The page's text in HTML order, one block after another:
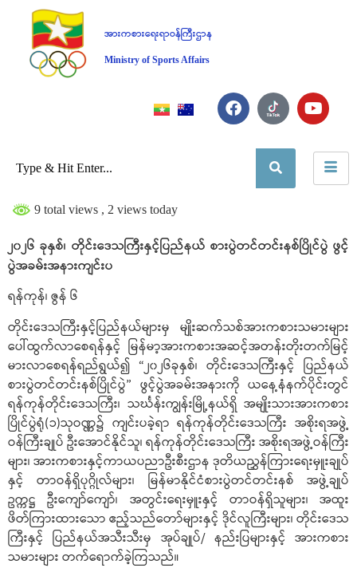
အားကစားရေးရာဝန်ကြီးဌာန
Ministry of Sports Affairs
9 total views , 2 views today
၂၀၂၆ ခုနှစ်၊ တိုင်းဒေသကြီးနှင့်ပြည်နယ် စားပွဲတင်တင်းနစ်ပြိုင်ပွဲ ဖွင့်
ပွဲအခမ်းအနားကျင်းပ
ရန်ကုန်၊ ဇွန် ၆
တိုင်းဒေသကြီးနှင့်ပြည်နယ်များမှ မျိုးဆက်သစ်အားကစားသမားများ
ပေါ်ထွက်လာစေရန်နှင့် မြန်မာ့အားကစားအဆင့်အတန်းတိုးတက်မြင့်
မားလာ‌စေရန်ရည်ရွယ်၍ “၂၀၂၆ခုနှစ်၊ တိုင်းဒေသကြီးနှင့် ပြည်နယ်
စားပွဲတင်တင်းနစ်ပြိုင်ပွဲ” ဖွင့်ပွဲအခမ်းအနားကို ယနေ့နံနက်ပိုင်းတွင်
ရန်ကုန်တိုင်းဒေသကြီး၊ သင်္ဃန်းကျွန်းမြို့နယ်ရှိ အမျိုးသားအားကစား
ပြိုင်ပွဲရုံ(၁)သုဝဏ္ဏ၌ ကျင်းပခဲ့ရာ ရန်ကုန်တိုင်းဒေသကြီး အစိုးရအဖွဲ့
ဝန်ကြီးချုပ် ဦးအောင်နိုင်သူ၊ ရန်ကုန်တိုင်းဒေသကြီး အစိုးရအဖွဲ့ဝန်ကြီး
များ၊ အားကစားနှင့်ကာယပညာဦးစီးဌာန ဒုတိယညွှန်ကြားရေးမှူးချုပ်
နှင့် တာဝန်ရှိပုဂ္ဂိုလ်များ၊ မြန်မာနိုင်ငံစားပွဲတင်တင်းနစ် အဖွဲ့ချုပ်
ဥက္ကဋ္ဌ ဦးကျော်ကျော်၊ အတွင်းရေးမှူးနှင့် တာဝန်ရှိသူများ၊ အထူး
ဖိတ်ကြားထားသော ဧည့်သည်တော်များနှင့် ဒိုင်လူကြီးများ၊ တိုင်းဒေသ
ကြီးနှင့် ပြည်နယ်အသီးသီးမှ အုပ်ချုပ်/ နည်းပြများနှင့် အားကစား
သမားများ တက်ရောက်ခဲ့ကြသည်။